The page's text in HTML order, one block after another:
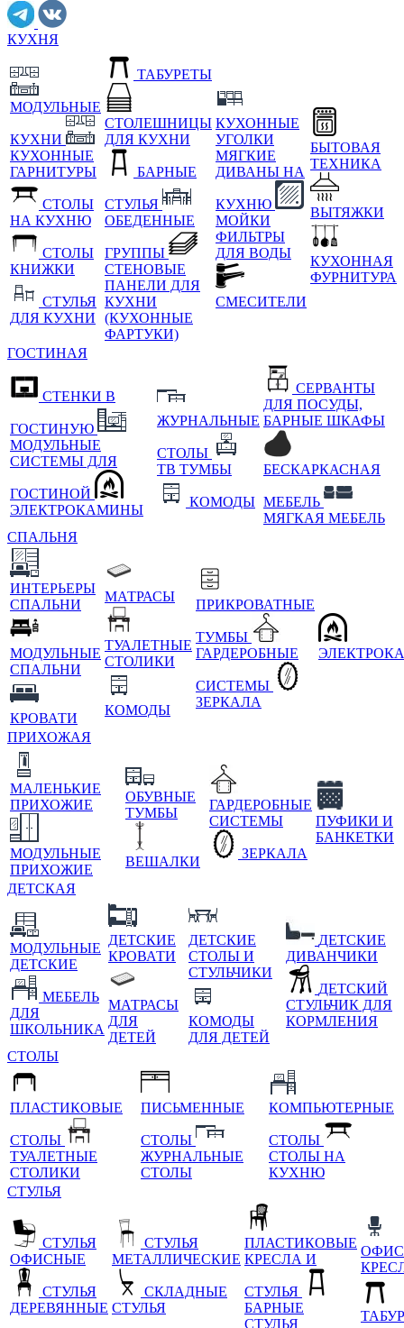
КУХНЯ
МОДУЛЬНЫЕ
КУХНИ
КУХОННЫЕ
ГАРНИТУРЫ
СТОЛЫ
НА КУХНЮ
СТОЛЫ
КНИЖКИ
СТУЛЬЯ
ДЛЯ КУХНИ
ТАБУРЕТЫ
СТОЛЕШНИЦЫ
ДЛЯ КУХНИ
БАРНЫЕ
СТУЛЬЯ
ОБЕДЕННЫЕ
ГРУППЫ
СТЕНОВЫЕ
ПАНЕЛИ ДЛЯ
КУХНИ
(КУХОННЫЕ
ФАРТУКИ)
КУХОННЫЕ
УГОЛКИ
МЯГКИЕ
ДИВАНЫ НА
КУХНЮ
МОЙКИ
ФИЛЬТРЫ
ДЛЯ ВОДЫ
СМЕСИТЕЛИ
БЫТОВАЯ
ТЕХНИКА
ВЫТЯЖКИ
КУХОННАЯ
ФУРНИТУРА
ГОСТИНАЯ
СТЕНКИ В
ГОСТИНУЮ
МОДУЛЬНЫЕ
СИСТЕМЫ ДЛЯ
ГОСТИНОЙ
ЭЛЕКТРОКАМИНЫ
ЖУРНАЛЬНЫЕ
СТОЛЫ
ТВ ТУМБЫ
КОМОДЫ
СЕРВАНТЫ
ДЛЯ ПОСУДЫ,
БАРНЫЕ ШКАФЫ
БЕСКАРКАСНАЯ
МЕБЕЛЬ
МЯГКАЯ МЕБЕЛЬ
СПАЛЬНЯ
ИНТЕРЬЕРЫ
СПАЛЬНИ
МОДУЛЬНЫЕ
СПАЛЬНИ
КРОВАТИ
МАТРАСЫ
ТУАЛЕТНЫЕ
СТОЛИКИ
КОМОДЫ
ПРИКРОВАТНЫЕ
ТУМБЫ
ГАРДЕРОБНЫЕ
СИСТЕМЫ
ЗЕРКАЛА
ПРИХОЖАЯ
МАЛЕНЬКИЕ
ПРИХОЖИЕ
МОДУЛЬНЫЕ
ПРИХОЖИЕ
ОБУВНЫЕ
ТУМБЫ
ВЕШАЛКИ
ГАРДЕРОБНЫЕ
СИСТЕМЫ
ЗЕРКАЛА
ПУФИКИ И
БАНКЕТКИ
ДЕТСКАЯ
МОДУЛЬНЫЕ
ДЕТСКИЕ
МЕБЕЛЬ
ДЛЯ
ШКОЛЬНИКА
ДЕТСКИЕ
КРОВАТИ
МАТРАСЫ
ДЛЯ
ДЕТЕЙ
ДЕТСКИЕ
СТОЛЫ И
СТУЛЬЧИКИ
КОМОДЫ
ДЛЯ ДЕТЕЙ
ДЕТСКИЕ
ДИВАНЧИКИ
ДЕТСКИЙ
СТУЛЬЧИК ДЛЯ
КОРМЛЕНИЯ
СТОЛЫ
ПЛАСТИКОВЫЕ
СТОЛЫ
ТУАЛЕТНЫЕ
СТОЛИКИ
ПИСЬМЕННЫЕ
СТОЛЫ
ЖУРНАЛЬНЫЕ
СТОЛЫ
КОМПЬЮТЕРНЫЕ
СТОЛЫ
СТОЛЫ НА
КУХНЮ
СТУЛЬЯ
СТУЛЬЯ
ОФИСНЫЕ
СТУЛЬЯ
ДЕРЕВЯННЫЕ
СТУЛЬЯ
МЕТАЛЛИЧЕСКИЕ
СКЛАДНЫЕ
СТУЛЬЯ
ПЛАСТИКОВЫЕ
КРЕСЛА И
СТУЛЬЯ
БАРНЫЕ
СТУЛЬЯ